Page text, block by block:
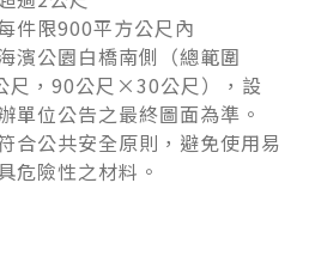
件限900平方公尺內
濱公園白橋南側（總範圍
尺，90公尺×30公尺），設
單位公告之最終圖面為準。
合公共安全原則，避免使用易
危險性之材料。